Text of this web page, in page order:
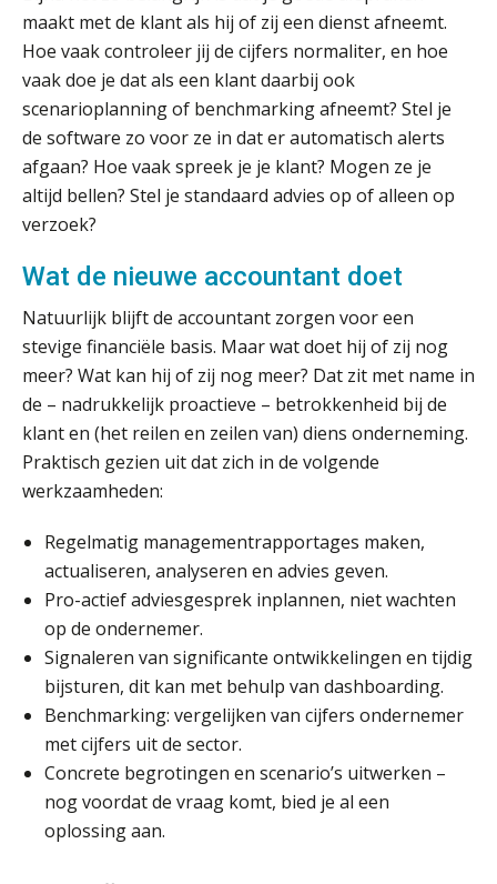
maakt met de klant als hij of zij een dienst afneemt.
Hoe vaak controleer jij de cijfers normaliter, en hoe
vaak doe je dat als een klant daarbij ook
scenarioplanning of benchmarking afneemt? Stel je
de software zo voor ze in dat er automatisch alerts
afgaan? Hoe vaak spreek je je klant? Mogen ze je
altijd bellen? Stel je standaard advies op of alleen op
verzoek?
Wat de nieuwe accountant doet
Natuurlijk blijft de accountant zorgen voor een
stevige financiële basis. Maar wat doet hij of zij nog
meer? Wat kan hij of zij nog meer? Dat zit met name in
de – nadrukkelijk proactieve – betrokkenheid bij de
klant en (het reilen en zeilen van) diens onderneming.
Praktisch gezien uit dat zich in de volgende
werkzaamheden:
Regelmatig managementrapportages maken,
actualiseren, analyseren en advies geven.
Pro-actief adviesgesprek inplannen, niet wachten
op de ondernemer.
Signaleren van significante ontwikkelingen en tijdig
bijsturen, dit kan met behulp van dashboarding.
Benchmarking: vergelijken van cijfers ondernemer
met cijfers uit de sector.
Concrete begrotingen en scenario’s uitwerken –
nog voordat de vraag komt, bied je al een
oplossing aan.
Verstoorde arbeidsrelatie als
ontslaggrond: zo begeleid je jouw
klant
Duizenden Nederlanders in de knel
door Amerikaanse belastingwet
Het functiegemak van de INT bij
adviezen over en aangiften van erf-
en schenkbelasting.
als verhuurplatform voor
vakantiewoningen
5 signalen dat jouw relatiebeheer
niet meer werkt (en hoe je dat oplost)
waardebepalingen bedrijfsadvies
dichter bij de ondernemer
Van Wwft naar AMLR: wat verandert
Driver-based models: de essentiële
bouwstenen voor elk finance team
Werven op klik is willekeurig. Zo
verminder je verloop structureel.